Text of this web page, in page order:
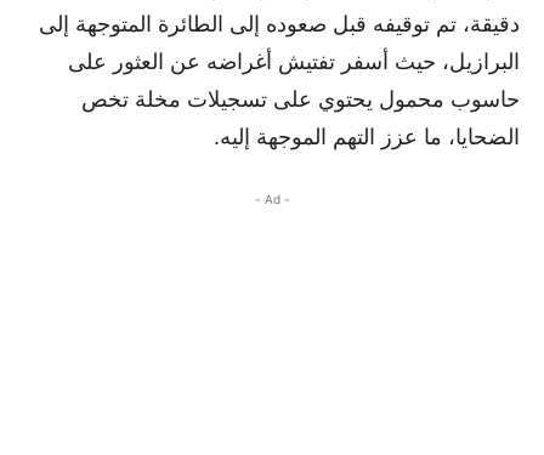
دقيقة، تم توقيفه قبل صعوده إلى الطائرة المتوجهة إلى
البرازيل، حيث أسفر تفتيش أغراضه عن العثور على
حاسوب محمول يحتوي على تسجيلات مخلة تخص
الضحايا، ما عزز التهم الموجهة إليه.
- Ad -